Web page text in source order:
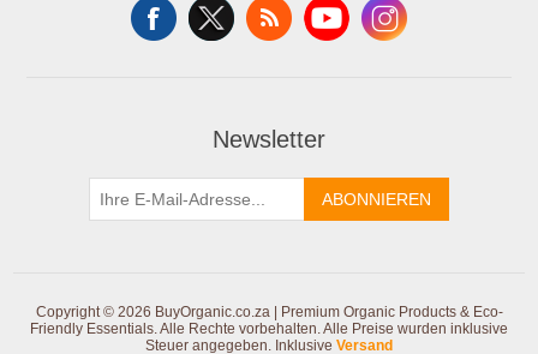
Newsletter
ABONNIEREN
Copyright © 2026 BuyOrganic.co.za | Premium Organic Products & Eco-
Friendly Essentials. Alle Rechte vorbehalten. Alle Preise wurden inklusive
Steuer angegeben. Inklusive Versand